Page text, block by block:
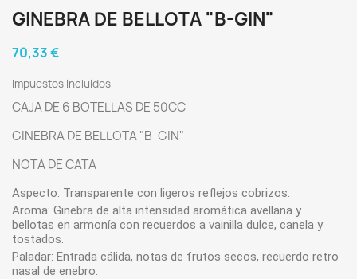
GINEBRA DE BELLOTA "B-GIN"
70,33 €
Impuestos incluidos
CAJA DE 6 BOTELLAS DE 50CC
GINEBRA DE BELLOTA "B-GIN"
NOTA DE CATA
Aspecto: Transparente con ligeros reflejos cobrizos.
Aroma: Ginebra de alta intensidad aromática avellana y
bellotas en armonía con recuerdos a vainilla dulce, canela y
tostados.
Paladar: Entrada cálida, notas de frutos secos, recuerdo retro
nasal de enebro.